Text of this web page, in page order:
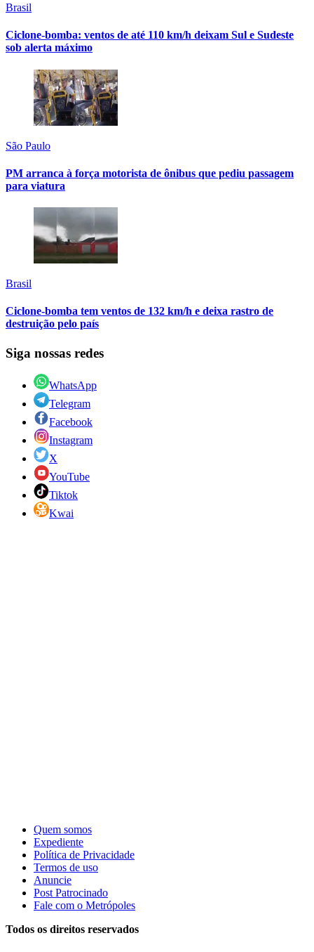
Brasil
Ciclone-bomba: ventos de até 110 km/h deixam Sul e Sudeste
sob alerta máximo
São Paulo
PM arranca à força motorista de ônibus que pediu passagem
para viatura
Brasil
Ciclone-bomba tem ventos de 132 km/h e deixa rastro de
destruição pelo país
Siga nossas redes
WhatsApp
Telegram
Facebook
Instagram
X
YouTube
Tiktok
Kwai
Quem somos
Expediente
Política de Privacidade
Termos de uso
Anuncie
Post Patrocinado
Fale com o Metrópoles
Todos os direitos reservados